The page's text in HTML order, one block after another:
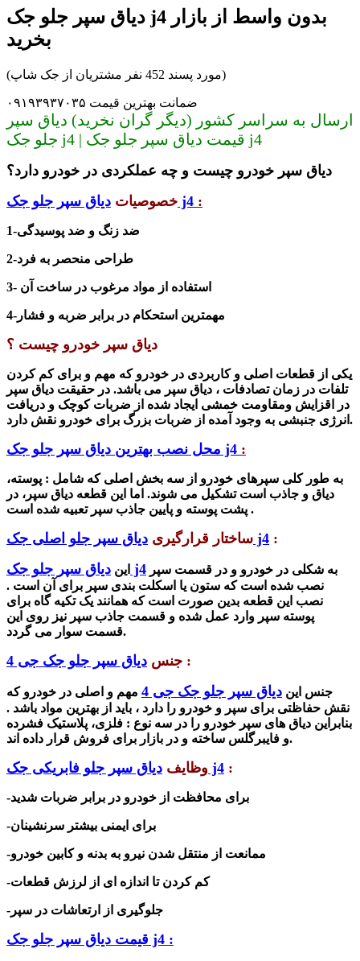
دیاق سپر جلو جک j4 بدون واسط از بازار
بخرید
(مورد پسند 452 نفر مشتریان از جک شاپ)
ضمانت بهترین قیمت ۰۹۱۹۳۹۳۷۰۳۵
ارسال به سراسر کشور (دیگر گران نخرید) دیاق سپر
جلو جک j4 | قیمت دیاق سپر جلو جک j4
دیاق سپر خودرو چیست و چه عملکردی در خودرو دارد؟
خصوصیات دیاق سپر جلو جک j4 :
1-ضد زنگ و ضد پوسیدگی
2-طراحی منحصر به فرد
3- استفاده از مواد مرغوب در ساخت آن
4-مهمترین استحکام در برابر ضربه و فشار
دیاق سپر خودرو چیست ؟
یکی از قطعات اصلی و کاربردی در خودرو که مهم و برای کم کردن
تلفات در زمان تصادفات ، دیاق سپر می باشد. در حقیقت دیاق سپر
در اقزایش ومقاومت خمشی ایجاد شده از ضربات کوچک و دریافت
انرژی جنبشی به وجود آمده از ضربات بزرگ برای خودرو نقش دارد.
محل نصب بهترین دیاق سپر جلو جک j4 :
به طور کلی سپرهای خودرو از سه بخش اصلی که شامل : پوسته،
دیاق و جاذب است تشکیل می شوند. اما این قطعه دیاق سپر، در
پشت پوسته و پایین جاذب سپر تعبیه شده است .
ساختار قرارگیری دیاق سپر جلو اصلی جک j4 :
این دیاق سپر جلو جک j4
نصب شده است که ستون یا اسکلت بندی سپر برای آن است .
نصب این قطعه بدین صورت است که همانند یک تکیه گاه برای
پوسته سپر وارد عمل شده و قسمت جاذب سپر نیز روی این
قسمت سوار می گردد.
جنس دیاق سپر جلو جک جی 4 :
جنس این دیاق سپر جلو جک جی 4
مهم و اصلی در خودرو که
نقش حفاظتی برای سپر و خودرو را دارد ، باید از بهترین مواد باشد .
بنابراین دیاق های سپر خودرو را در سه نوع : فلزی، پلاستیک فشرده
و فایبرگلس ساخته و در بازار برای فروش قرار داده اند.
وظایف دیاق سپر جلو فابریکی جک j4 :
-برای محافظت از خودرو در برابر ضربات شدید
-برای ایمنی بیشتر سرنشینان
-ممانعت از منتقل شدن نیرو به بدنه و کابین خودرو
-کم کردن تا اندازه ای از لرزش قطعات
-جلوگیری از ارتعاشات در سپر
قیمت دیاق سپر جلو جک j4 :